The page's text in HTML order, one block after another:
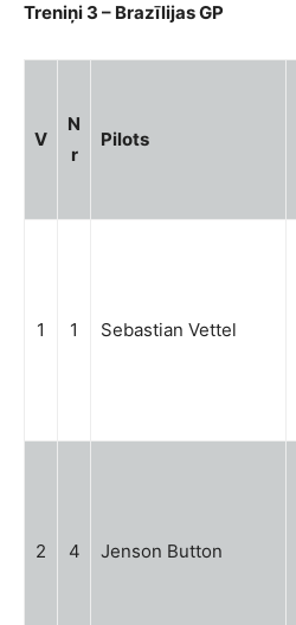
Treniņi 3 – Brazīlijas GP
V
N
r
Pilots
1 1 Sebastian Vettel
2 4 Jenson Button